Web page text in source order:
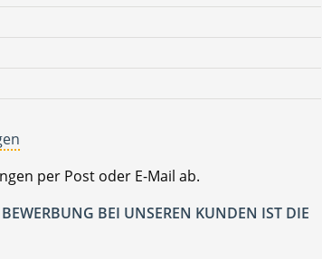
per Post oder E-Mail ab.
BEI UNSEREN KUNDEN IST DIE